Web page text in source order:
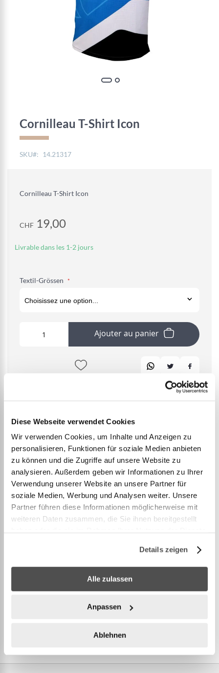
Diese Webseite verwendet Cookies
Wir verwenden Cookies, um Inhalte und Anzeigen zu
personalisieren, Funktionen für soziale Medien anbieten
zu können und die Zugriffe auf unsere Website zu
analysieren. Außerdem geben wir Informationen zu Ihrer
Verwendung unserer Website an unsere Partner für
soziale Medien, Werbung und Analysen weiter. Unsere
Partner führen diese Informationen möglicherweise mit
weiteren Daten zusammen, die Sie ihnen bereitgestellt
Details zeigen
Alle zulassen
Anpassen
Ablehnen
Cornilleau T-Shirt Icon
SKU 14.21317
Cornilleau T-Shirt Icon
CHF 19,00
Livrable dans les 1-2 jours
Textil-Grössen
Ajouter au panier
beginning
images
DETAILS
Cornilleau T-Shirt Icon
PLUS D’INFORMATION